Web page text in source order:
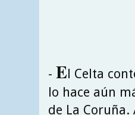
- El Celta
lo hace aún
de La